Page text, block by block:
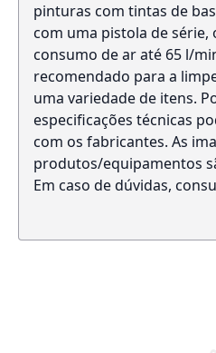
pinturas com tintas de
com uma pistola de
consumo de ar até 65 l/
recomendado para a
uma variedade de itens.
especificações técnicas
com os fabricantes. As
produtos/equipamentos
Em caso de dúvidas,